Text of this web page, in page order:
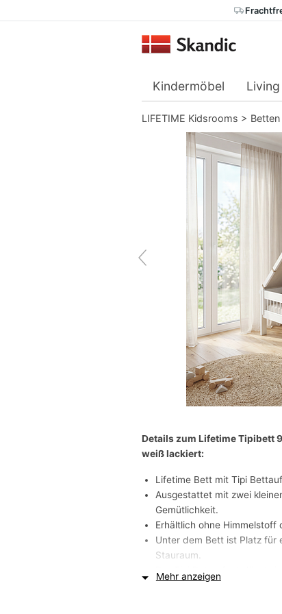
Kindermöbel Living
LIFETIME Kidsrooms > Betten
Details zum Lifetime Tipibett
weiß lackiert:
Lifetime Bett mit Tipi
Ausgestattet mit zwei
Gemütlichkeit.
Erhältlich ohne
Unter dem Bett ist Platz für
Stauraum.
Der Tipi Bettaufsatz lässt
umbauen. (Umbauteile
Mehr anzeigen